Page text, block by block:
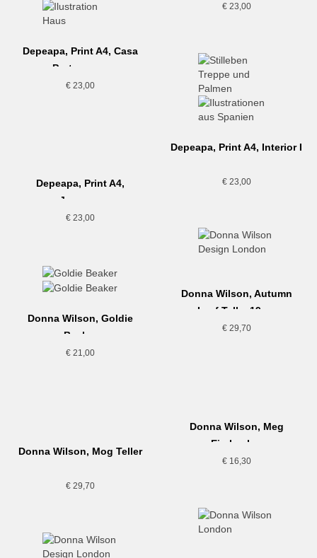
€23,00
Depeapa, Print A4, Casa
Portuguesa
€ 23,00
Depeapa, Print A4, Interior I
€23,00
Depeapa, Print A4,
Jarrones
€ 23,00
Donna Wilson, Autumn
Leaf Teller,19cm
€29,70
Donna Wilson, Goldie
Becher
€ 21,00
Donna Wilson, Meg
Eierbecher
€16,30
Donna Wilson, Mog Teller
€ 29,70